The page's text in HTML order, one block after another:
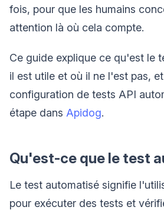
fois, pour que les humains
attention là où cela compte.
Ce guide explique ce qu'est le
il est utile et où il ne l'est pas,
configuration de tests API
étape dans Apidog.
Qu'est-ce que le test
Le test automatisé signifie
pour exécuter des tests et